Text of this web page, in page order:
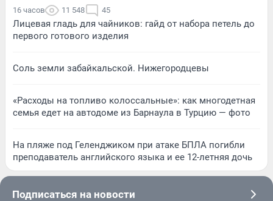
16 часов 11 548 45
Лицевая гладь для чайников: гайд от набора петель до
первого готового изделия
Соль земли забайкальской. Нижегородцевы
«Расходы на топливо колоссальные»: как многодетная
семья едет на автодоме из Барнаула в Турцию — фото
На пляже под Геленджиком при атаке БПЛА погибли
преподаватель английского языка и ее 12-летняя дочь
Подписаться на новости